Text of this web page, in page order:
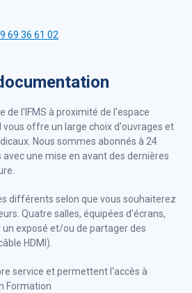
69 36 61 02
de l'IFMS à proximité de l'espace
offre un large choix d'ouvrages et
Nous sommes abonnés à 24
une mise en avant des dernières
différents selon que vous souhaiterez
Quatre salles, équipées d'écrans,
exposé et/ou de partager des
HDMI).
service et permettent l'accès à
Formation